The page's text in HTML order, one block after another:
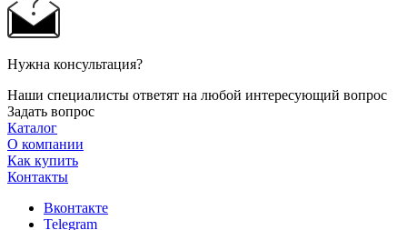
Нужна консультация?
Наши специалисты ответят на любой интересующий вопрос
Задать вопрос
Каталог
О компании
Как купить
Контакты
Вконтакте
Telegram